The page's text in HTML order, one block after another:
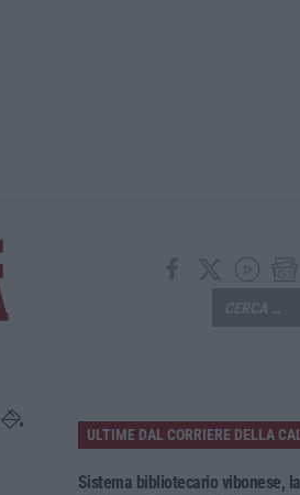
La rivista “America Journals” celebra lo
ULTIME DAL CORRIERE DELLA
Sistema bibliotecario vibonese,